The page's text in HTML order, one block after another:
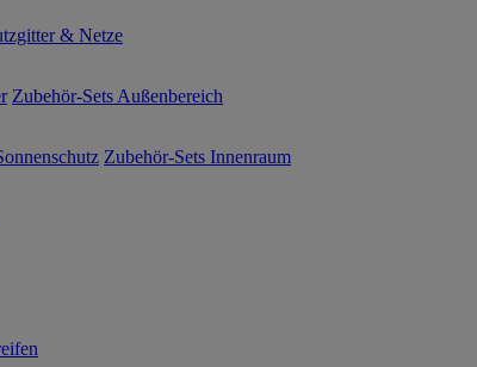
& Netze
Zubehör-Sets Außenbereich
Zubehör-Sets Innenraum